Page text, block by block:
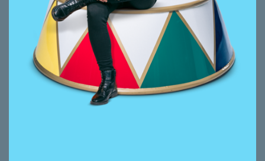
Mietliegenschaften in verschiedenen
Unternehmen. Planung und Realisierung von
Umbauten und Renovationen sowie
Vermarktung von einzelnen Objekten.
Beruflicher Exkurs in die Bauabteilung einer
Immobilienfirma als Sachbearbeiterin der